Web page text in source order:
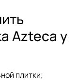
Azteca у
плитки;